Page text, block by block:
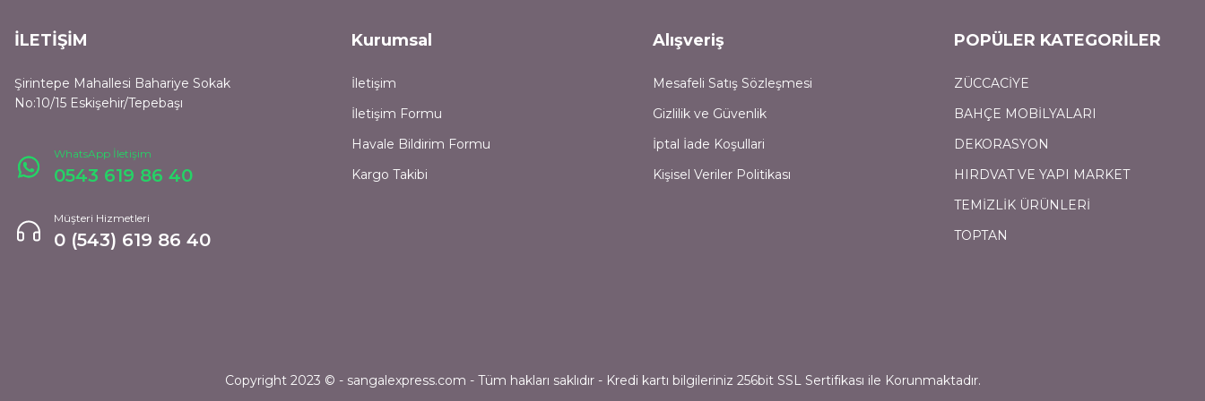
İLETİŞİM
Şirintepe Mahallesi Bahariye Sokak
No:10/15 Eskişehir/Tepebaşı
WhatsApp İletişim
0543 619 86 40
Müşteri Hizmetleri
0 (543) 619 86 40
Kurumsal
İletişim
İletişim Formu
Havale Bildirim Formu
Kargo Takibi
Alışveriş
Mesafeli Satış Sözleşmesi
Gizlilik ve Güvenlik
İptal İade Koşullari
Kişisel Veriler Politikası
POPÜLER KATEGORİLER
ZÜCCACİYE
BAHÇE MOBİLYALARI
DEKORASYON
HIRDVAT VE YAPI MARKET
TEMİZLİK ÜRÜNLERİ
TOPTAN
Copyright 2023 © - sangalexpress.com - Tüm hakları saklıdır - Kredi kartı bilgileriniz 256bit SSL Sertifikası ile Korunmaktadır.